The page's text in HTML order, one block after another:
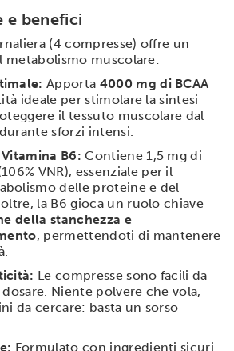
e benefici
(4 compresse) offre un
metabolismo muscolare:
Apporta 4000 mg di BCAA
ideale per stimolare la sintesi
il tessuto muscolare dal
sforzi intensi.
B6: Contiene 1,5 mg di
VNR), essenziale per il
delle proteine e del
la B6 gioca un ruolo chiave
della stanchezza e
, permettendoti di mantenere
Le compresse sono facili da
Niente polvere che vola,
da cercare: basta un sorso
Formulato con ingredienti sicuri